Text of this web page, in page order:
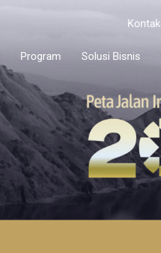
Kontak
Program Solusi Bisnis